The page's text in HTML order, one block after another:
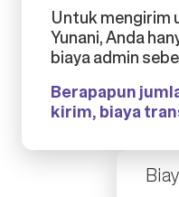
Untuk mengirim
Yunani, Anda
biaya admin
Berapapun
kirim, biaya